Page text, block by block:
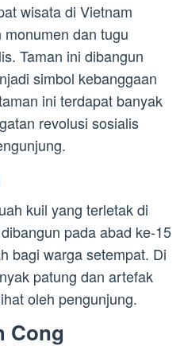
wisata di Vietnam
dan tugu
Taman ini dibangun
simbol kebanggaan
ini terdapat banyak
revolusi sosialis
kuil yang terletak di
pada abad ke-15
bagi warga setempat. Di
patung dan artefak
oleh pengunjung.
Cong